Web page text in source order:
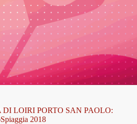
LOIRI PORTO SAN PAOLO:
2018